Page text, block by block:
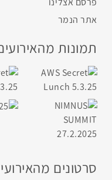
אתר הנמר
תמונות
סרטונים